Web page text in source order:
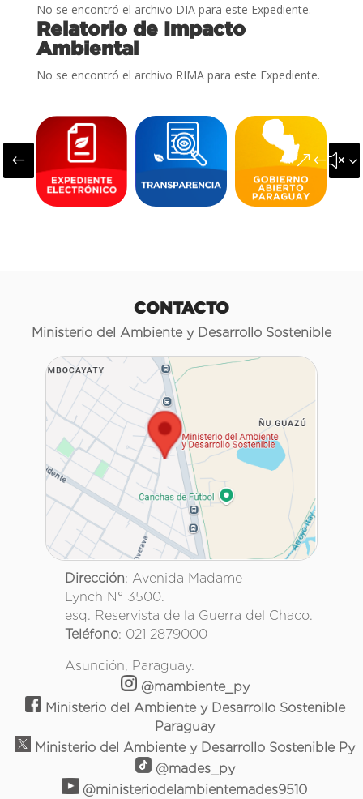
No se encontró el archivo DIA para este Expediente.
Relatorio de Impacto
Ambiental
No se encontró el archivo RIMA para este Expediente.
#
CONTACTO
Ministerio del Ambiente y Desarrollo Sostenible
Dirección: Avenida Madame
Lynch N° 3500.
esq. Reservista de la Guerra del Chaco.
Teléfono: 021 2879000
Asunción, Paraguay.
@mambiente_py
Ministerio del Ambiente y Desarrollo Sostenible
Paraguay
Ministerio del Ambiente y Desarrollo Sostenible Py
@mades_py
@ministeriodelambientemades9510